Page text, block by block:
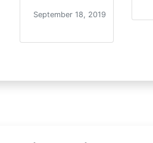
September 18, 2019